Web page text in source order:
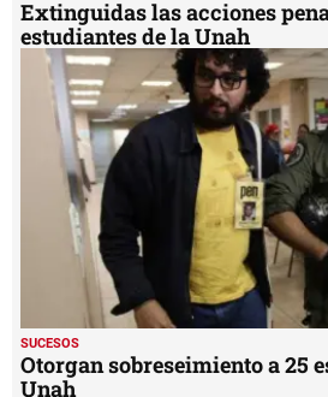
Extinguidas las acciones
estudiantes de la Unah
SUCESOS
Otorgan sobreseimiento a 25
Unah